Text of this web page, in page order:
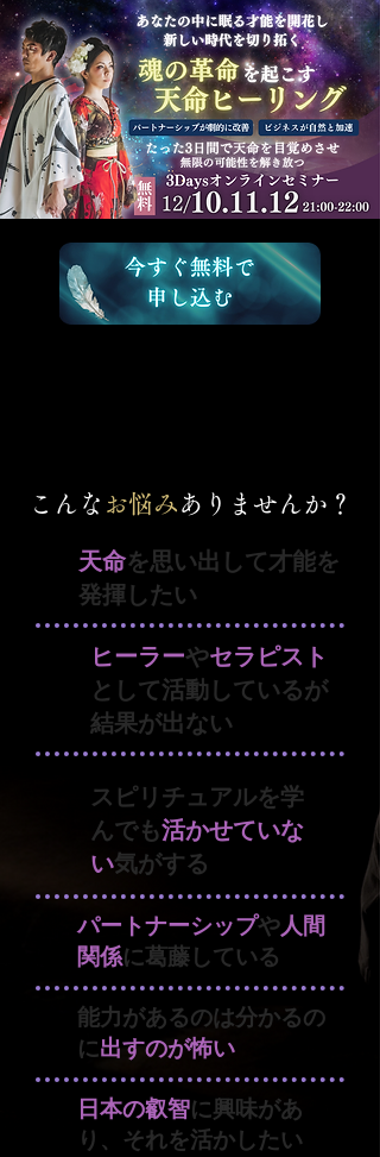
こんな お悩みありませんか？
天命を思い出して才能を
発揮したい
ヒーラーやセラピスト
として活動しているが
結果が出ない
スピリチュアルを学
んでも活かせていな
い気がする
パートナーシップや人間
関係に葛藤している
能力があるのは分かるの
に出すのが怖い
日本の叡智に興味があ
り、それを活かしたい